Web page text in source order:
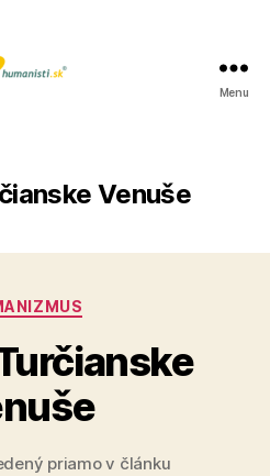
Menu
Venuše
Kategórie
priamo v článku